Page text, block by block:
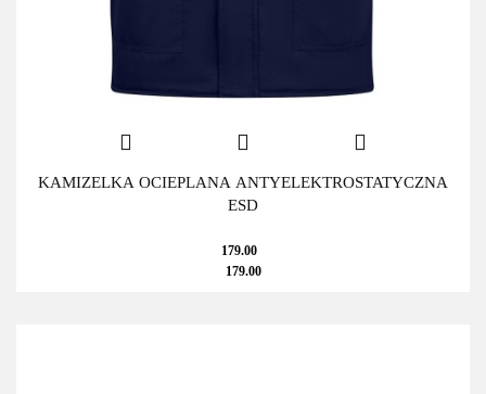
KAMIZELKA OCIEPLANA ANTYELEKTROSTATYCZNA
ESD
179.00
179.00